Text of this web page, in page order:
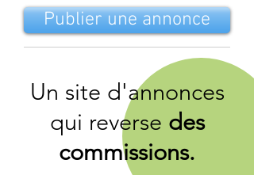
Publier une annonce
Un site d'annonces
qui reverse des
commissions.